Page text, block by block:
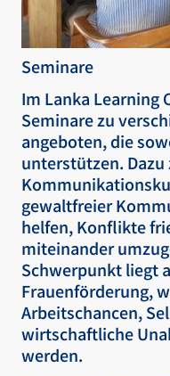
Seminare
Im Lanka Learning
Seminare zu
angeboten, die
unterstützen. Dazu
gewaltfreier
helfen, Konflikte
miteinander
Schwerpunkt liegt
Frauenförderung,
Arbeitschancen,
wirtschaftliche
werden.